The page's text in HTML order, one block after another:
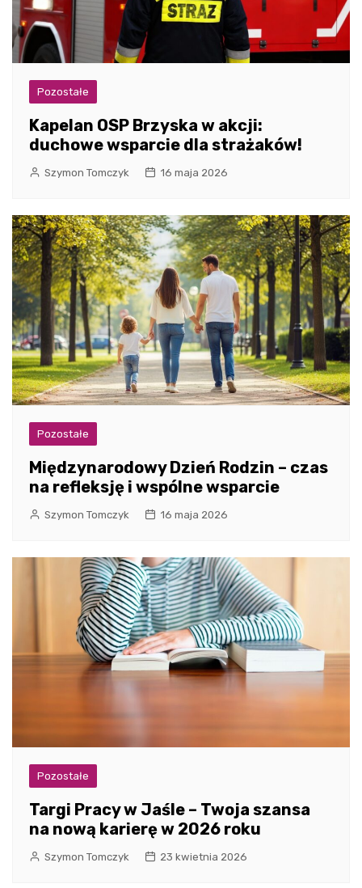
Pozostałe
Kapelan OSP Brzyska w akcji:
duchowe wsparcie dla strażaków!
Szymon Tomczyk 16 maja 2026
Pozostałe
Międzynarodowy Dzień Rodzin – czas
na refleksję i wspólne wsparcie
Szymon Tomczyk 16 maja 2026
Pozostałe
Targi Pracy w Jaśle – Twoja szansa
na nową karierę w 2026 roku
Szymon Tomczyk 23 kwietnia 2026